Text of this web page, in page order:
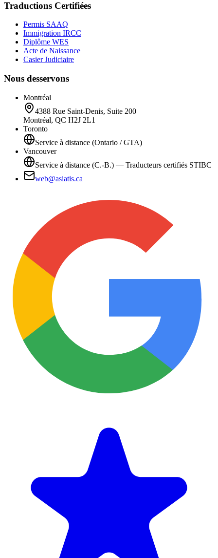
Traductions Certifiées
Permis SAAQ
Immigration IRCC
Diplôme WES
Acte de Naissance
Casier Judiciaire
Nous desservons
Montréal
4388 Rue Saint-Denis, Suite 200
Montréal, QC H2J 2L1
Toronto
Service à distance (Ontario / GTA)
Vancouver
Service à distance (C.-B.) — Traducteurs certifiés STIBC
web@asiatis.ca